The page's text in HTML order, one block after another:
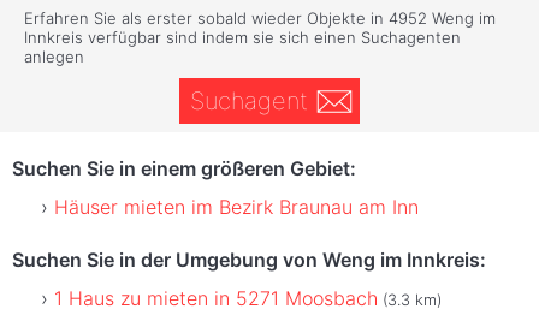
Erfahren Sie als erster sobald wieder Objekte in 4952 Weng im
Innkreis verfügbar sind indem sie sich einen Suchagenten
anlegen
Suchagent
Suchen Sie in einem größeren Gebiet:
Häuser mieten im Bezirk Braunau am Inn
Suchen Sie in der Umgebung von Weng im Innkreis:
1 Haus zu mieten in 5271 Moosbach (3.3 km)